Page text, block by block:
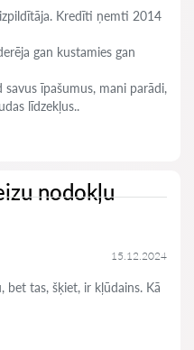
Kredīti ņemti 2014
gan kustamies gan
īpašumus, mani parādi,
līdzekļus..
nodokļu
15.12.2024
tas, šķiet, ir kļūdains. Kā